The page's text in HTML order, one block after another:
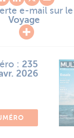
e-mail sur
Voyage
: 235
2026